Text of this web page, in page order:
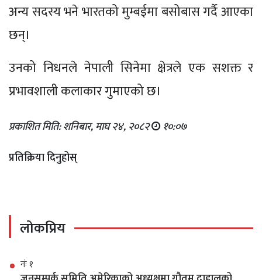
अन्य सदस्य भने भारतको मुम्बईमा बसोबास गर्दै आएका
छन्।
उनको निधनले नेपाली सिनेमा क्षेत्रले एक सशक्त र
प्रभावशाली कलाकार गुमाएको छ।
प्रकाशित मिति: शनिबार, माघ २४, २०८२ १०:०७
प्रतिक्रिया दिनुहोस्
लोकप्रिय
नंः १